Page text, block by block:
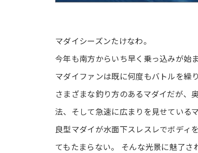
マダイシーズンたけなわ。
今年も南方からいち早く乗っ込みが始
マダイファンは既に何度もバトルを繰
さまざまな釣り方のあるマダイだが、
法、そして急速に広まりを見せている
良型マダイが水面下スレスレでボディ
てもたまらない。 そんな光景に魅了